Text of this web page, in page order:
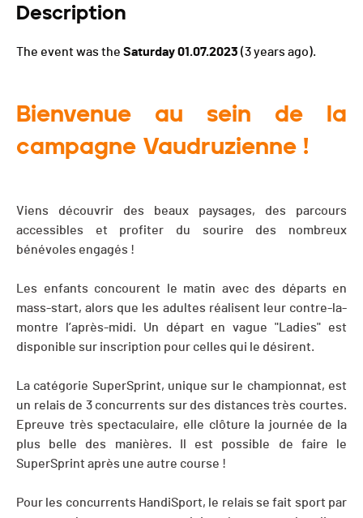
Description
The event was the Saturday 01.07.2023 (3 years ago).
Bienvenue au sein de la
campagne Vaudruzienne !
Viens découvrir des beaux paysages, des parcours
accessibles et profiter du sourire des nombreux
bénévoles engagés !
Les enfants concourent le matin avec des départs en
mass-start, alors que les adultes réalisent leur contre-la-
montre l’après-midi. Un départ en vague "Ladies" est
disponible sur inscription pour celles qui le désirent.
La catégorie SuperSprint, unique sur le championnat, est
un relais de 3 concurrents sur des distances très courtes.
Epreuve très spectaculaire, elle clôture la journée de la
plus belle des manières. Il est possible de faire le
SuperSprint après une autre course !
Pour les concurrents HandiSport, le relais se fait sport par